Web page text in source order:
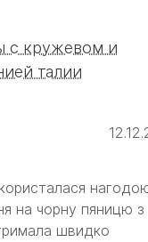
с кружевом и
талии
на чорну пяницю з
швидко
на чорну пяницю з
швидко і